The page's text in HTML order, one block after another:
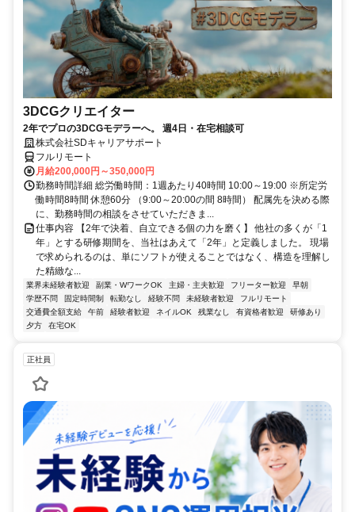
3DCGクリエイター
2年でプロの3DCGモデラーへ。 週4日・在宅相談可
株式会社SDキャリアサポート
フルリモート
月給200,000円～350,000円
勤務時間詳細 総労働時間：1週あたり40時間 10:00～19:00 ※所定労
働時間8時間 休憩60分 （9:00～20:00の間 8時間） 配属先を決める際
に、勤務時間の相談をさせていただきま...
仕事内容 【2年で決着、自立できる個の力を磨く】 他社の多くが「1
年」とする研修期間を、当社はあえて「2年」と定義しました。 現場
で求められるのは、単にソフトが使えることではなく、構造を理解し
た精緻な...
業界未経験者歓迎 副業・WワークOK 主婦・主夫歓迎 フリーター歓迎
早朝
学歴不問
固定時間制 転勤なし 経験不問 未経験者歓迎
フルリモート
交通費全額支給
午前 経験者歓迎 ネイルOK 残業なし 有資格者歓迎
研修あり
夕方
在宅OK
正社員